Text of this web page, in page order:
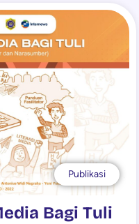
Publikasi
Bagi Tuli